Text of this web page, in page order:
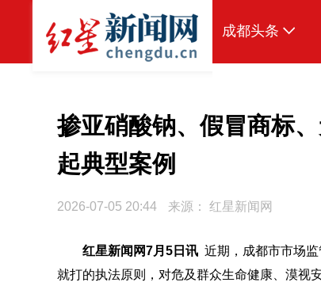
成都头条
本地
传真机
公示
掺亚硝酸钠、假冒商标
起典型案例
2026-07-05 20:44 来源： 红星新闻网
红星新闻网7月5日讯 近期，成都市市场
就打的执法原则，对危及群众生命健康、漠视